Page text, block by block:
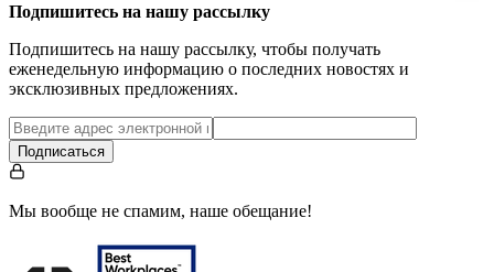
Подпишитесь на нашу рассылку
Подпишитесь на нашу рассылку, чтобы получать
еженедельную информацию о последних новостях и
эксклюзивных предложениях.
Подписаться
Мы вообще не спамим, наше обещание!